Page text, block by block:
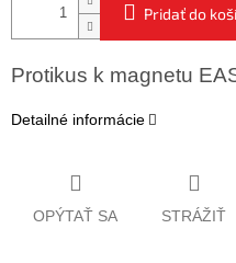
Pridať do
Protikus k magnetu
Detailné informácie
OPÝTAŤ SA STRÁŽIŤ